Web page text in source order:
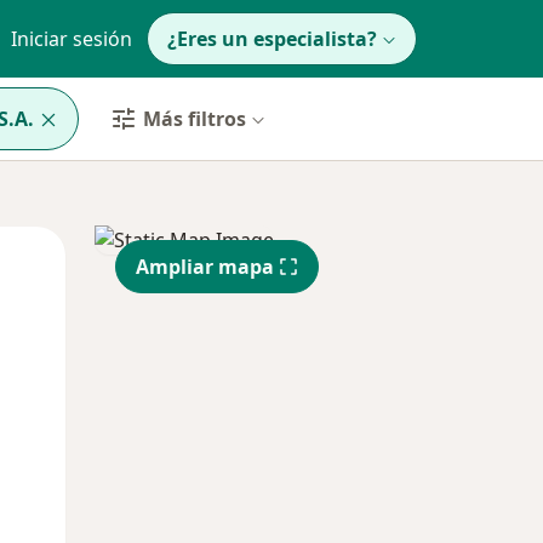
Iniciar sesión ¿Eres un especialista?
Más filtros
Mar
11 Ago
Mié
12 Ago
Ampliar mapa